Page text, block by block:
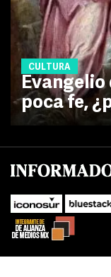
CULTURA
Evangelio
poca fe,